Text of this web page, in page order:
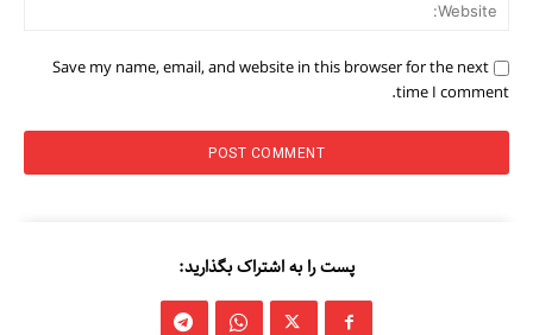
Save my name, email, and website in this browser for the next
time I comment.
پست را به اشتراک بگذارید: